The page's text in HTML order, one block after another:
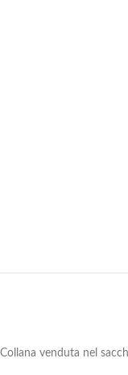
Collana venduta nel